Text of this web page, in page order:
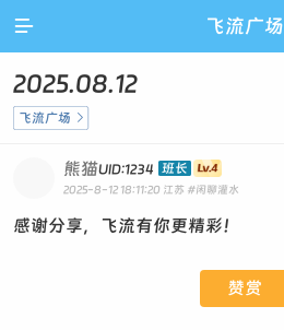
 飞流广场
2025.08.12
飞流广场 
熊猫UID:1234 班长
2025-8-12 18:11:20 江苏 #闲聊灌水
感谢分享，飞流有你更精彩！
赞赏